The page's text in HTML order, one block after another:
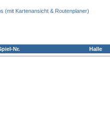
(mit Kartenansicht & Routenplaner)
Nr. Halle